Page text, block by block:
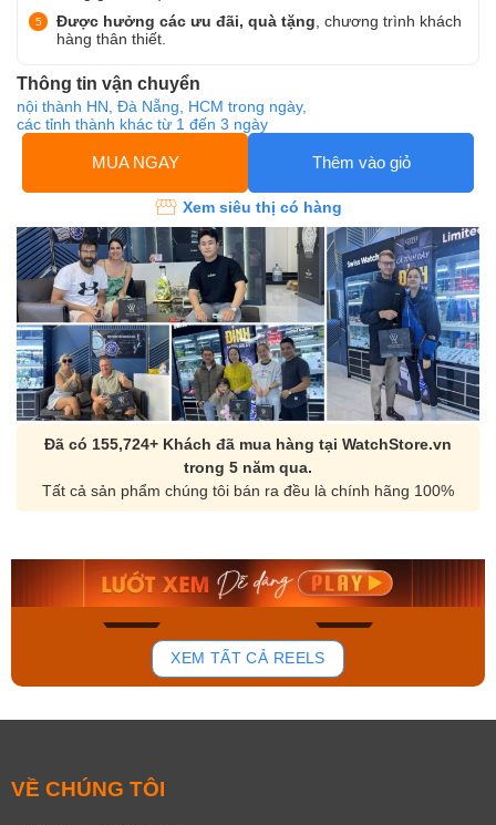
Được hưởng các ưu đãi, quà tặng , chương trình khách
hàng thân thiết.
Thông tin vận chuyển
nội thành HN, Đà Nẵng, HCM trong ngày,
các tỉnh thành khác từ 1 đến 3 ngày
MUA NGAY Thêm vào giỏ
Xem siêu thị có hàng
Đã có 155,724+ Khách đã mua hàng tại WatchStore.vn
trong 5 năm qua.
Tất cả sản phẩm chúng tôi bán ra đều là chính hãng 100%
136
Orient Nam RA-
Mua ngay
Casio Nam MTS-
Mua ngay
XEM TẤT CẢ REELS
VỀ CHÚNG TÔI